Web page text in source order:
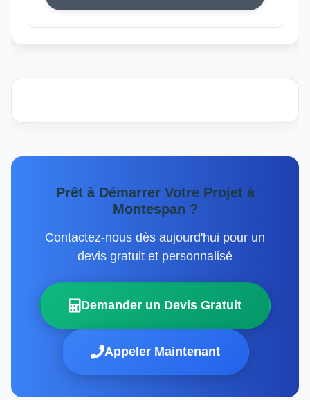
Prêt à Démarrer Votre Projet à
Montespan ?
Contactez-nous dès aujourd'hui pour un
devis gratuit et personnalisé
Demander un Devis Gratuit
Appeler Maintenant